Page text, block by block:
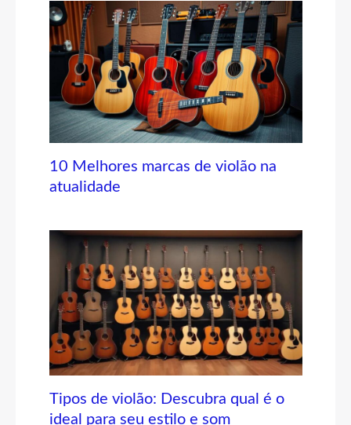
10 Melhores marcas de violão na
atualidade
Tipos de violão: Descubra qual é o
ideal para seu estilo e som